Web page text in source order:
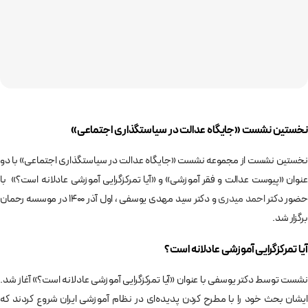
نخستین نشست «جایگاه عدالت در سیاستگذاری اجتماعی»
نخستین نشست از مجموعه نشست «جایگاه عدالت در سیاستگذاری اجتماعی» با دو
عنوان «پیوست عدالت و فقر آموزشی» و «آیا تمرکزگرایی آموزشی عادلانه است؟» با
حضور دکتراحمد میدری
و دکتر سید مهدی یوسفی ، اول آذر 1400 در موسسه رحمان
برگزار شد.
آیا تمرکزگرایی آموزشی عادلانه است؟
نشست توسط دکتر یوسفی با عنوان «آیا تمرکزگرایی آموزشی عادلانه است؟» آغاز شد.
ایشان بحث خود را با مطرح کردن پدیده‌­ای در نظام آموزشی ایران شروع کردند که